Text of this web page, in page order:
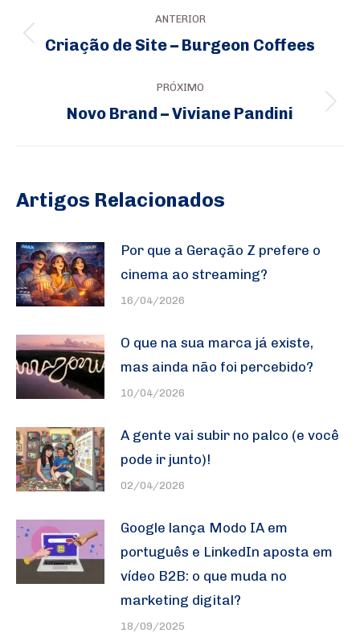
de
ANTERIOR
Post
Criação de Site – Burgeon Coffees
PRÓXIMO
Próximo
Novo Brand – Viviane Pandini
Artigos Relacionados
Por que a Geração Z prefere o
cinema ao streaming?
16/04/2026
O que na sua marca já existe,
mas ainda não foi percebido?
10/04/2026
A gente vai subir no palco (e você
pode ir junto)!
02/04/2026
Google lança Modo IA em
português e LinkedIn aposta em
vídeo B2B: o que muda no
marketing digital?
18/09/2025